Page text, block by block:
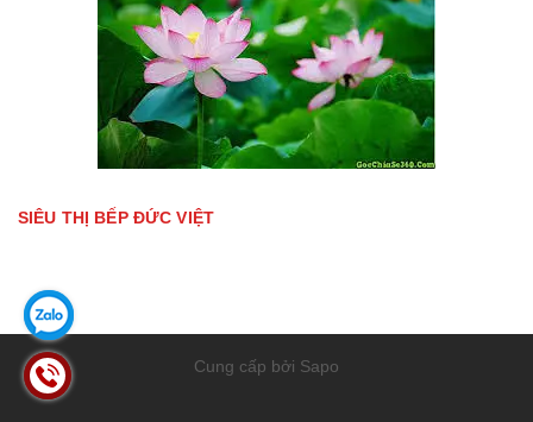
SIÊU THỊ BẾP ĐỨC VIỆT
Cung cấp bởi Sapo